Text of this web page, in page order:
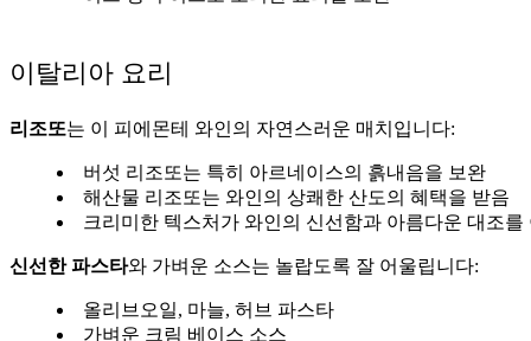
이탈리아 요리
리조또는 이 피에몬테 와인의 자연스러운 매치입니다:
버섯 리조또는 특히 아르네이스의 흙내음을 보완
해산물 리조또는 와인의 상쾌한 산도의 혜택을 받음
크리미한 텍스처가 와인의 신선함과 아름다운 대조를
신선한 파스타와 가벼운 소스는 놀랍도록 잘 어울립니다:
올리브오일, 마늘, 허브 파스타
가벼운 크림 베이스 소스